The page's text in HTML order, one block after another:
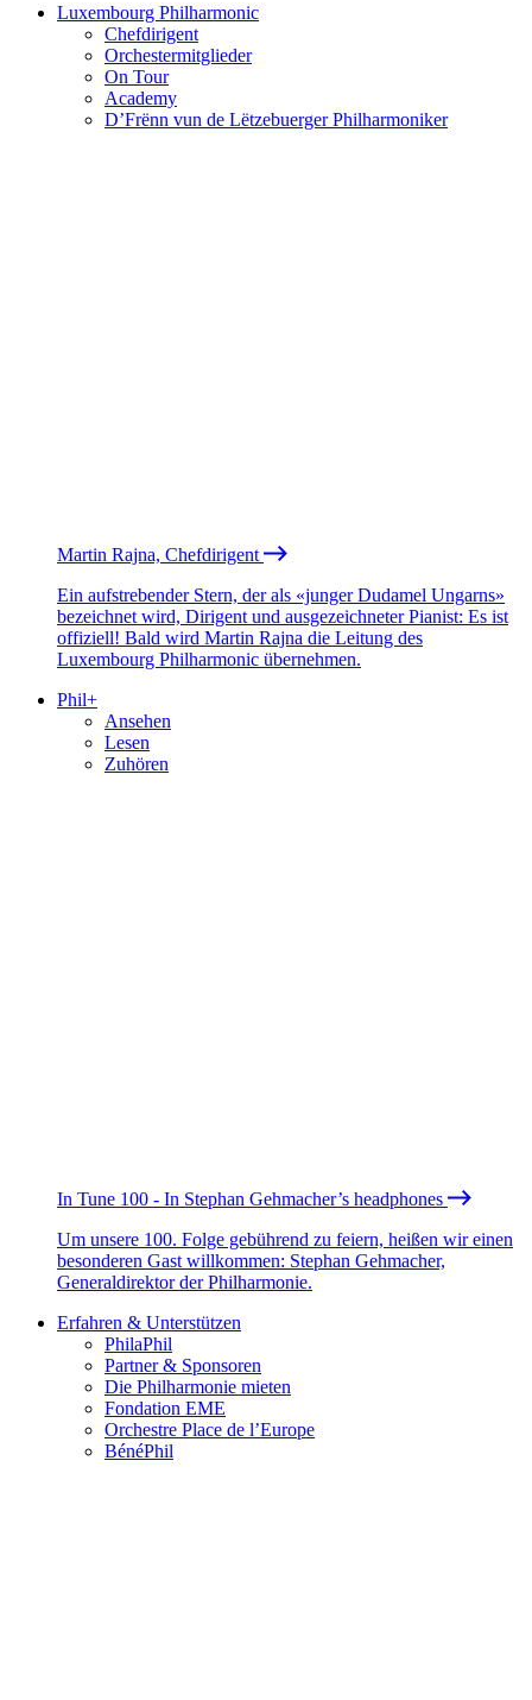
Luxembourg Philharmonic
Chefdirigent
Orchestermitglieder
On Tour
Academy
D’Frënn vun de Lëtzebuerger Philharmoniker
Martin Rajna, Chefdirigent
Ein aufstrebender Stern, der als «junger Dudamel Ungarns»
bezeichnet wird, Dirigent und ausgezeichneter Pianist: Es ist
offiziell! Bald wird Martin Rajna die Leitung des
Luxembourg Philharmonic übernehmen.
Phil+
Ansehen
Lesen
Zuhören
In Tune 100 - In Stephan Gehmacher’s headphones
Um unsere 100. Folge gebührend zu feiern, heißen wir einen
besonderen Gast willkommen: Stephan Gehmacher,
Generaldirektor der Philharmonie.
Erfahren & Unterstützen
PhilaPhil
Partner & Sponsoren
Die Philharmonie mieten
Fondation EME
Orchestre Place de l’Europe
BénéPhil